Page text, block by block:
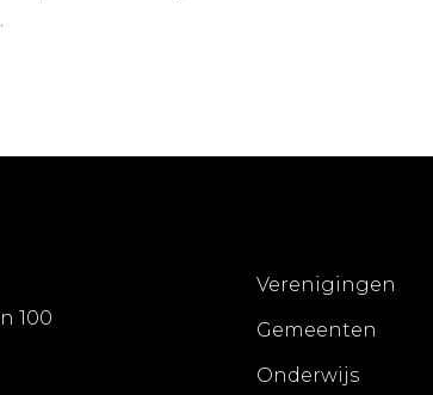
100
Verenigingen
Gemeenten
Onderwijs